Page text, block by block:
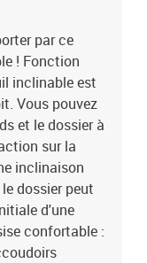
par ce
! Fonction
inclinable est
Vous pouvez
et le dossier à
sur la
inclinaison
dossier peut
d'une
confortable :